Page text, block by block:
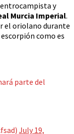
y
Murcia Imperial.
el oriolano durante
como es
parte del
July 19,